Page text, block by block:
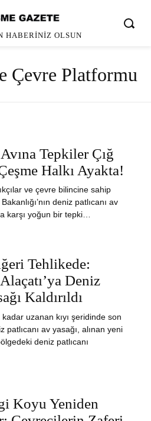
HABERINIZ OLSUN
Çevre Platformu
Tepkiler Çığ
Halkı Ayakta!
ve çevre bilincine sahip
deniz patlıcanı av
karşı yoğun bir tepki…
Tehlikede:
Deniz
Kaldırıldı
kadar uzanan kıyı şeridinde son
patlıcanı av yasağı, alınan yeni
deniz patlıcanı
Koyu Yeniden